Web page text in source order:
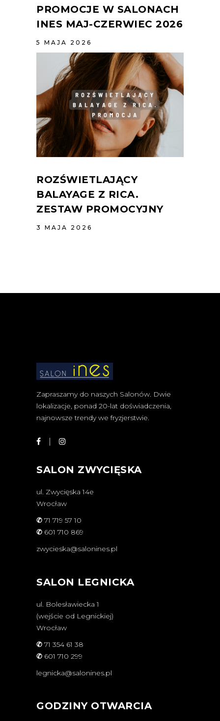
PROMOCJE W SALONACH
INES MAJ-CZERWIEC 2026
5 MAJA 2026
ROZŚWIETLAJĄCY
BALAYAGE Z RICA.
ZESTAW PROMOCYJNY
3 MAJA 2026
Zapraszamy do naszych Salonów. Dwie
lokalizacje, ponad 20-lat doświadczenia,
najnowsze trendy we fryzjerstwie.
SALON ZWYCIĘSKA
ul. Zwycięska 14e
Wrocław
✆ 71 719 57 10
✆ 601 710 869
zwycieska@salonines.pl
SALON LEGNICKA
ul. Bolesławiecka 1
(wejście od Legnickiej)
Wrocław
✆ 71 354 61 38
✆ 601 710 299
legnicka@salonines.pl
GODZINY OTWARCIA